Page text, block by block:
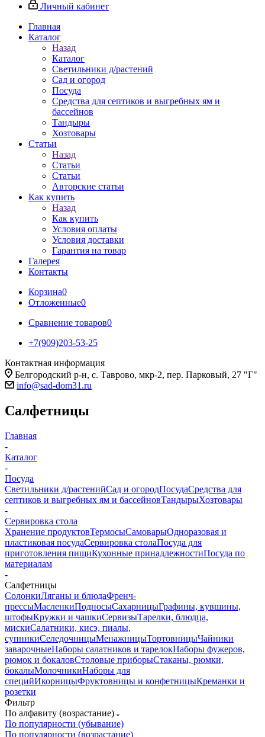
Личный кабинет
Главная
Каталог
Назад
Каталог
Светильники д/растений
Сад и огород
Посуда
Средства для септиков и выгребных ям и
бассейнов
Тандыры
Хозтовары
Статьи
Назад
Статьи
Статьи
Авторские статьи
Как купить
Назад
Как купить
Условия оплаты
Условия доставки
Гарантия на товар
Галерея
Контакты
Корзина0
Отложенные0
Сравнение товаров0
+7(909)203-53-25
Контактная информация
Белгородский р-н, с. Таврово, мкр-2, пер. Парковый, 27 "Г"
info@sad-dom31.ru
Салфетницы
Главная
-
Каталог
-
Посуда
Светильники д/растенийСад и огородПосудаСредства для
септиков и выгребных ям и бассейновТандырыХозтовары
-
Сервировка стола
Хранение продуктовТермосыСамоварыОдноразовая и
пластиковая посудаСервировка столаПосуда для
приготовления пищиКухонные принадлежностиПосуда по
материалам
-
Салфетницы
СолонкиЛяганы и блюдаФренч-
прессыМасленкиПодносыСахарницыГрафины, кувшины,
штофыКружки и чашкиСервизыТарелки, блюдца,
мискиСалатники, кисэ, пиалы,
супникиСеледочницыМенажницыТортовницыЧайники
заварочныеНаборы салатников и тарелокНаборы фужеров,
рюмок и бокаловСтоловые приборыСтаканы, рюмки,
бокалыМолочникиНаборы для
специйИкорницыФруктовницы и конфетницыКреманки и
розетки
Фильтр
По алфавиту (возрастание)
По популярности (убывание)
По популярности (возрастание)